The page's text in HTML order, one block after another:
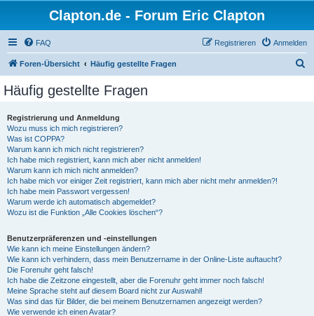
Clapton.de - Forum Eric Clapton
FAQ Anmelden
Registrieren
Foren-Übersicht Häufig gestellte Fragen
Häufig gestellte Fragen
Registrierung und Anmeldung
Wozu muss ich mich registrieren?
Was ist COPPA?
Warum kann ich mich nicht registrieren?
Ich habe mich registriert, kann mich aber nicht anmelden!
Warum kann ich mich nicht anmelden?
Ich habe mich vor einiger Zeit registriert, kann mich aber nicht mehr anmelden?!
Ich habe mein Passwort vergessen!
Warum werde ich automatisch abgemeldet?
Wozu ist die Funktion „Alle Cookies löschen“?
Benutzerpräferenzen und -einstellungen
Wie kann ich meine Einstellungen ändern?
Wie kann ich verhindern, dass mein Benutzername in der Online-Liste auftaucht?
Die Forenuhr geht falsch!
Ich habe die Zeitzone eingestellt, aber die Forenuhr geht immer noch falsch!
Meine Sprache steht auf diesem Board nicht zur Auswahl!
Was sind das für Bilder, die bei meinem Benutzernamen angezeigt werden?
Wie verwende ich einen Avatar?